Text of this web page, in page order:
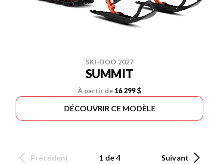
SKI-DOO 2027
SUMMIT
À partir de 16 299 $
DÉCOUVRIR CE MODÈLE
Précédent 1 de 4 Suivant